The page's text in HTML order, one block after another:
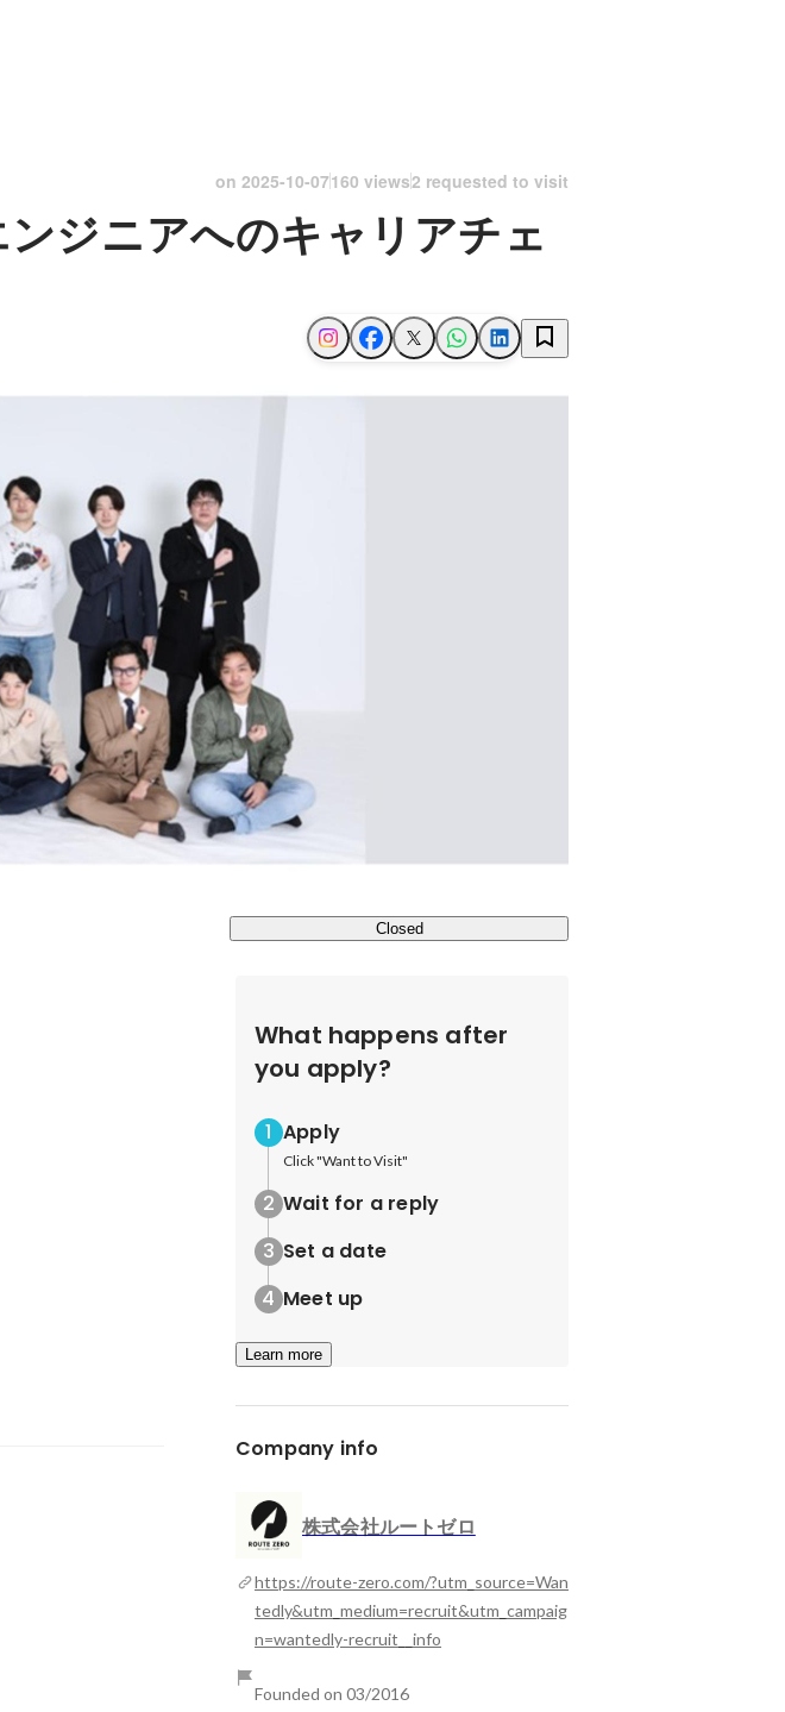
on 2025-10-07160 views2 requested to visit
ジニアへのキャリアチェ
Closed
What happens after
you apply?
Apply
Click "Want to Visit"
Wait for a reply
Set a date
Meet up
Learn more
Company info
株式会社ルートゼロ
https://route-zero.com/?utm_source=Wan
tedly&utm_medium=recruit&utm_campaig
n=wantedly-recruit__info
Founded on 03/2016